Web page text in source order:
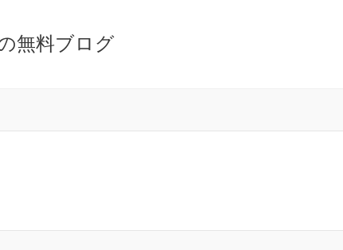
無料ブログ